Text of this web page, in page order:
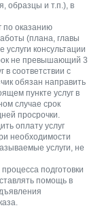
образцы и т.п.), в
по оказанию
(плана, главы
консультации
не превышающий 3
в соответствии с
обязан направить
пункте услуг в
случае срок
просрочки.
оплату услуг
необходимости
услуги, не
подготовки
помощь в